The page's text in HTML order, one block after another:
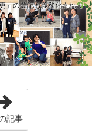
」の登記も義務化されま
呂のニュースから世
記事